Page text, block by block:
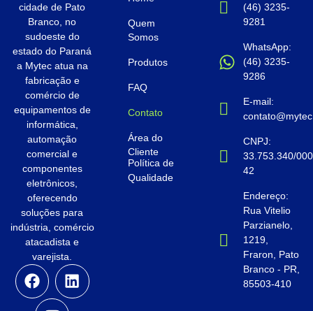
cidade de Pato
Branco, no
sudoeste do
estado do Paraná
a Mytec atua na
fabricação e
comércio de
equipamentos de
informática,
automação
comercial e
componentes
eletrônicos,
oferecendo
soluções para
indústria, comércio
atacadista e
varejista.
Quem
Somos
Produtos
FAQ
Contato
Área do
Cliente
Política de
Qualidade
(46) 3235-
9281
WhatsApp:
(46) 3235-
9286
E-mail:
CNPJ:
33.753.340/
42
Endereço:
Rua Vitelio
Parzianelo,
1219,
Fraron, Pato
Branco - PR,
85503-410